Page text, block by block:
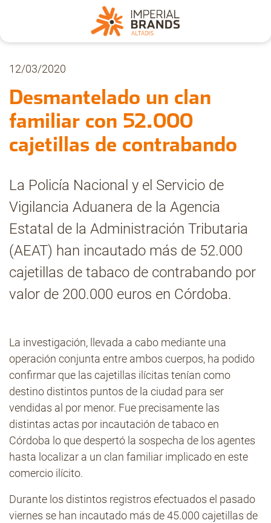
Nosotros
Secciones
Denuncia
Pregúntanos
Archivo
Estadísticas CMT
12/03/2020
Desmantelado un clan
familiar con 52.000
cajetillas de contrabando
La Policía Nacional y el Servicio de
Vigilancia Aduanera de la Agencia
Estatal de la Administración Tributaria
(AEAT) han incautado más de 52.000
cajetillas de tabaco de contrabando por
valor de 200.000 euros en Córdoba.
La investigación, llevada a cabo mediante una
operación conjunta entre ambos cuerpos, ha podido
confirmar que las cajetillas ilícitas tenían como
destino distintos puntos de la ciudad para ser
vendidas al por menor. Fue precisamente las
distintas actas por incautación de tabaco en
Córdoba lo que despertó la sospecha de los agentes
hasta localizar a un clan familiar implicado en este
comercio ilícito.
Durante los distintos registros efectuados el pasado
viernes se han incautado más de 45.000 cajetillas de